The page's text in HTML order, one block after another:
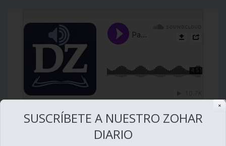
✕
SUSCRÍBETE A NUESTRO ZOHAR
DIARIO